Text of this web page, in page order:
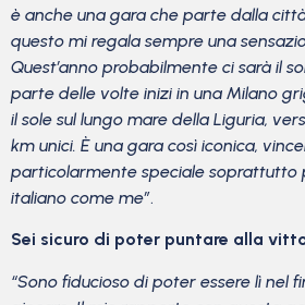
è anche una gara che parte dalla
questo mi regala sempre una
Quest’anno probabilmente ci sarà il
parte delle volte inizi in una Milano
il sole sul lungo mare della Liguria,
km unici. È una gara così iconica,
particolarmente speciale soprattutto
italiano come me”.
Sei sicuro di poter puntare alla
“Sono fiducioso di poter essere lì nel